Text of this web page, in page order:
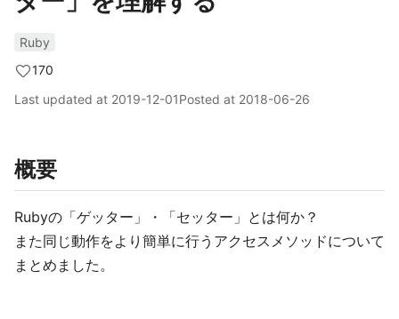
Ruby
170
Last updated at 2019-12-01Posted at 2018-06-26
概要
Rubyの「ゲッター」・「セッター」とは何か？
また同じ動作をより簡単に行うアクセスメソッドについて
まとめました。